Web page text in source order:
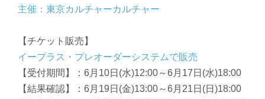
主催：東京カルチャーカルチャー
【チケット販売】
イープラス・プレオーダーシステムで販売
【受付期間】：6月10日(水)12:00～6月17日(水)18:00
【結果確認】：6月19日(金)13:00～6月21日(日)18:00